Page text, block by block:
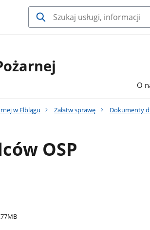
O
w Elblągu Załatw sprawę Dokumenty
OSP